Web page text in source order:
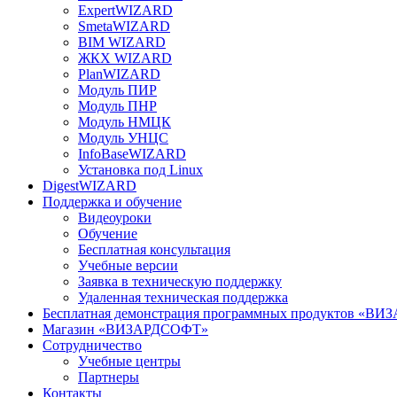
ExpertWIZARD
SmetaWIZARD
BIM WIZARD
ЖКХ WIZARD
PlanWIZARD
Модуль ПИР
Модуль ПНР
Модуль НМЦК
Модуль УНЦС
InfoBaseWIZARD
Установка под Linux
DigestWIZARD
Поддержка и обучение
Видеоуроки
Обучение
Бесплатная консультация
Учебные версии
Заявка в техническую поддержку
Удаленная техническая поддержка
Бесплатная демонстрация программных продуктов
Магазин «ВИЗАРДСОФТ»
Сотрудничество
Учебные центры
Партнеры
Контакты